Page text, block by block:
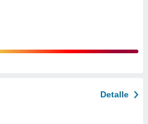
Detalle